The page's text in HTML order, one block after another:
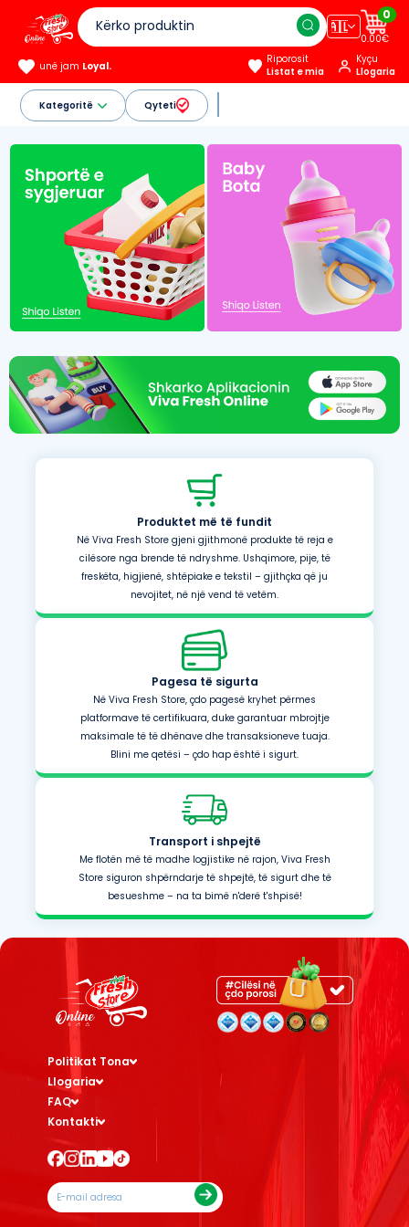
🇦🇱
0
0.00€
unë jam Loyal.
Riporosit
Listat e mia
Kyçu
Llogaria
Kategoritë Qyteti
Produktet më të fundit
Në Viva Fresh Store gjeni gjithmonë produkte të reja e
cilësore nga brende të ndryshme. Ushqimore, pije, të
freskëta, higjienë, shtëpiake e tekstil – gjithçka që ju
nevojitet, në një vend të vetëm.
Pagesa të sigurta
Në Viva Fresh Store, çdo pagesë kryhet përmes
platformave të certifikuara, duke garantuar mbrojtje
maksimale të të dhënave dhe transaksioneve tuaja.
Blini me qetësi – çdo hap është i sigurt.
Transport i shpejtë
Me flotën më të madhe logjistike në rajon, Viva Fresh
Store siguron shpërndarje të shpejtë, të sigurt dhe të
besueshme – na ta bimë n'derë t'shpisë!
Politikat Tona
Llogaria
FAQ
Kontakti